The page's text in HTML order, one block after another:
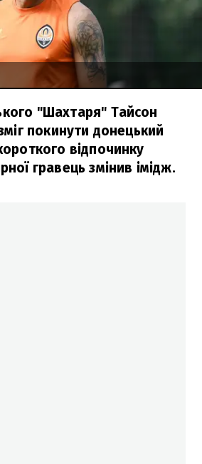
"Шахтаря" Тайсон
покинути донецький
відпочинку
гравець змінив імідж.